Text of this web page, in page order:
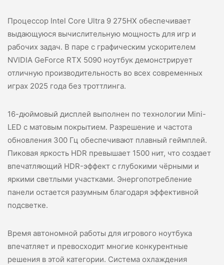
Процессор Intel Core Ultra 9 275HX обеспечивает
выдающуюся вычислительную мощность для игр и
рабочих задач. В паре с графическим ускорителем
NVIDIA GeForce RTX 5090 ноутбук демонстрирует
отличную производительность во всех современных
играх 2025 года без троттлинга.
16-дюймовый дисплей выполнен по технологии Mini-
LED с матовым покрытием. Разрешение и частота
обновления 300 Гц обеспечивают плавный геймплей.
Пиковая яркость HDR превышает 1500 нит, что создает
впечатляющий HDR-эффект с глубокими чёрными и
яркими светлыми участками. Энергопотребление
панели остается разумным благодаря эффективной
подсветке.
Время автономной работы для игрового ноутбука
впечатляет и превосходит многие конкурентные
решения в этой категории. Система охлаждения